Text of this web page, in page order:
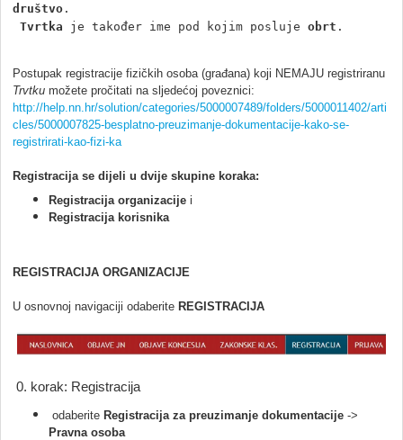
društvo .
Tvrtka je također ime pod kojim posluje obrt .
Postupak registracije fizičkih osoba (građana) koji NEMAJU registriranu
Trvtku možete pročitati na sljedećoj poveznici:
http://help.nn.hr/solution/categories/5000007489/folders/5000011402/arti
cles/5000007825-besplatno-preuzimanje-dokumentacije-kako-se-
registrirati-kao-fizi-ka
Registracija se dijeli u dvije skupine koraka:
Registracija organizacije i
Registracija korisnika
REGISTRACIJA ORGANIZACIJE
U osnovnoj navigaciji odaberite REGISTRACIJA
0. korak: Registracija
odaberite Registracija za preuzimanje dokumentacije ->
Pravna osoba